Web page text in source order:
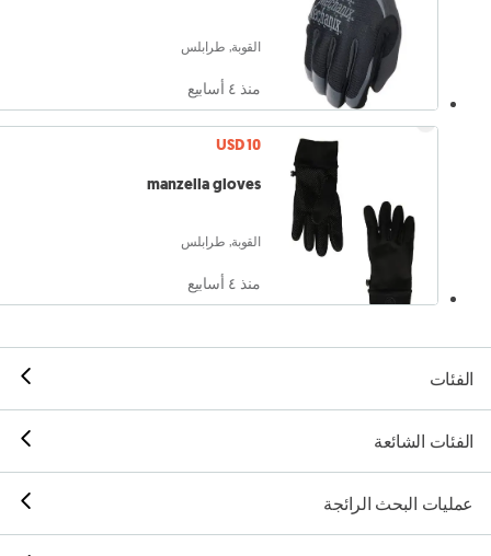
القوبة, طرابلس
منذ ٤ أسابيع
USD 10
manzella gloves
القوبة, طرابلس
منذ ٤ أسابيع
الفئات
الفئات الشائعة
عمليات البحث الرائجة